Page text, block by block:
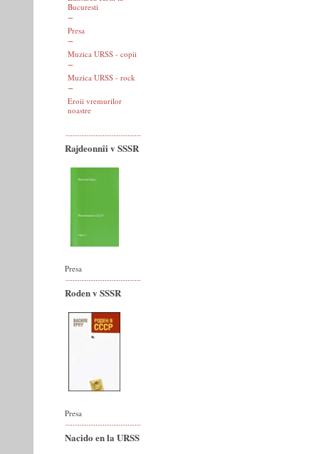
Bucuresti
Presa
Muzica URSS - copii
Muzica URSS - rock
Eroii vremurilor
noastre
Rajdeonnîi v SSSR
Presa
Roden v SSSR
Presa
Nacido en la URSS